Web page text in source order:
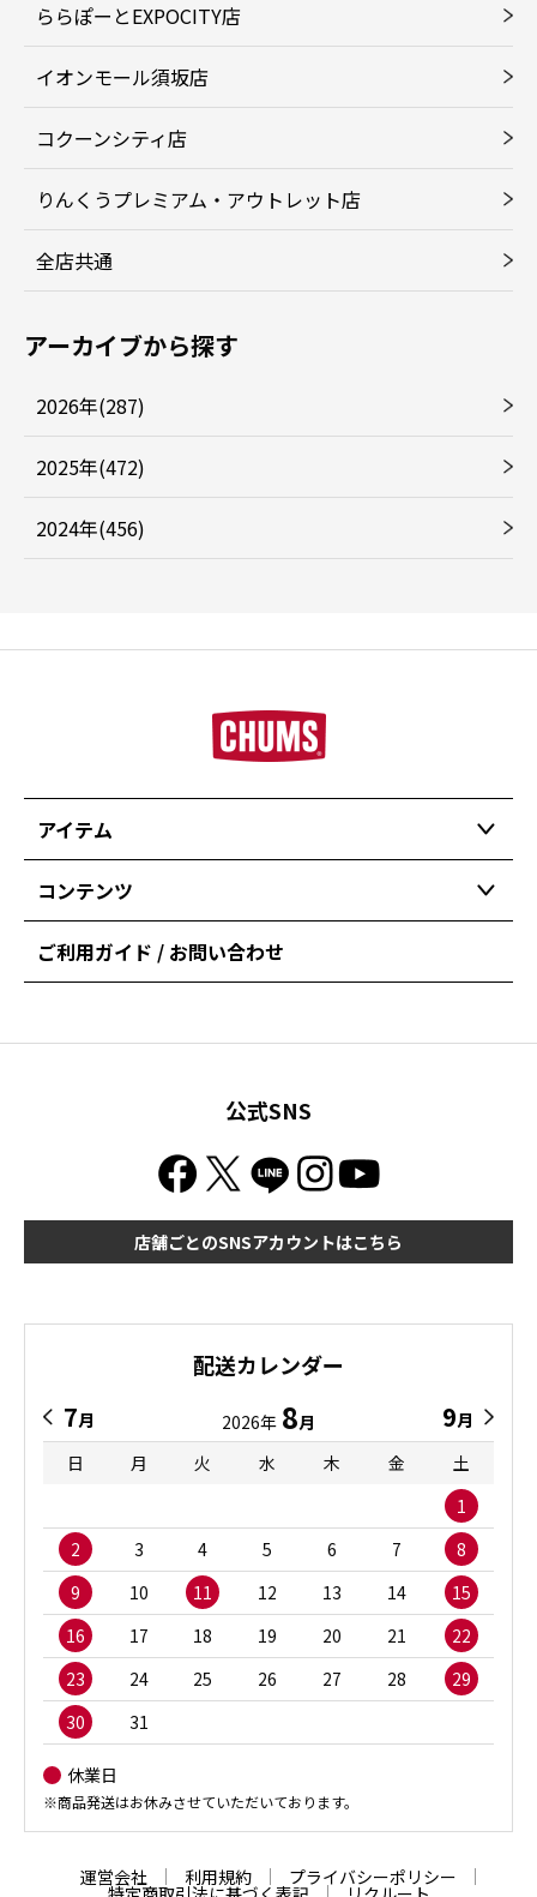
ららぽーとEXPOCITY店
イオンモール須坂店
コクーンシティ店
りんくうプレミアム・アウトレット店
全店共通
アーカイブから探す
2026年(287)
2025年(472)
2024年(456)
アイテム
コンテンツ
ご利用ガイド / お問い合わせ
公式SNS
店舗ごとのSNSアカウントはこちら
配送カレンダー
7月 2026年 8月 9月
日
月 火 水 木 金
土
1
2
3 4 5 6 7
8
9
10 11 12 13 14
15
16
17 18 19 20 21
22
23
24 25 26 27 28
29
30
31
休業日
※商品発送はお休みさせていただいております。
運営会社 利用規約 プライバシーポリシー